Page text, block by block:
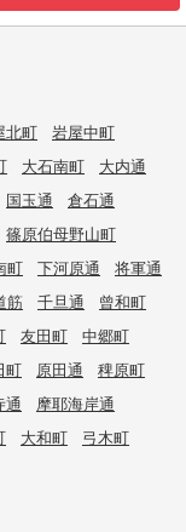
北町
岩屋中町
大石南町
大内通
国玉通
倉石通
篠原伯母野山町
町 下河原通
将軍通
筋 千旦通
曾和町
友田町
中郷町
町 原田通
稗原町
通
摩耶海岸通
大和町
弓木町